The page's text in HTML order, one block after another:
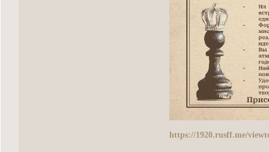
https://1920.rusff.me/